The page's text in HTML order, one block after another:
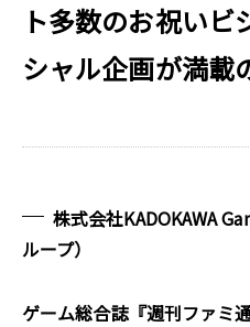
ト多数のお祝いビ
シャル企画が満載
株式会社KADOKAWA
ループ）
ゲーム総合誌『週刊ファミ